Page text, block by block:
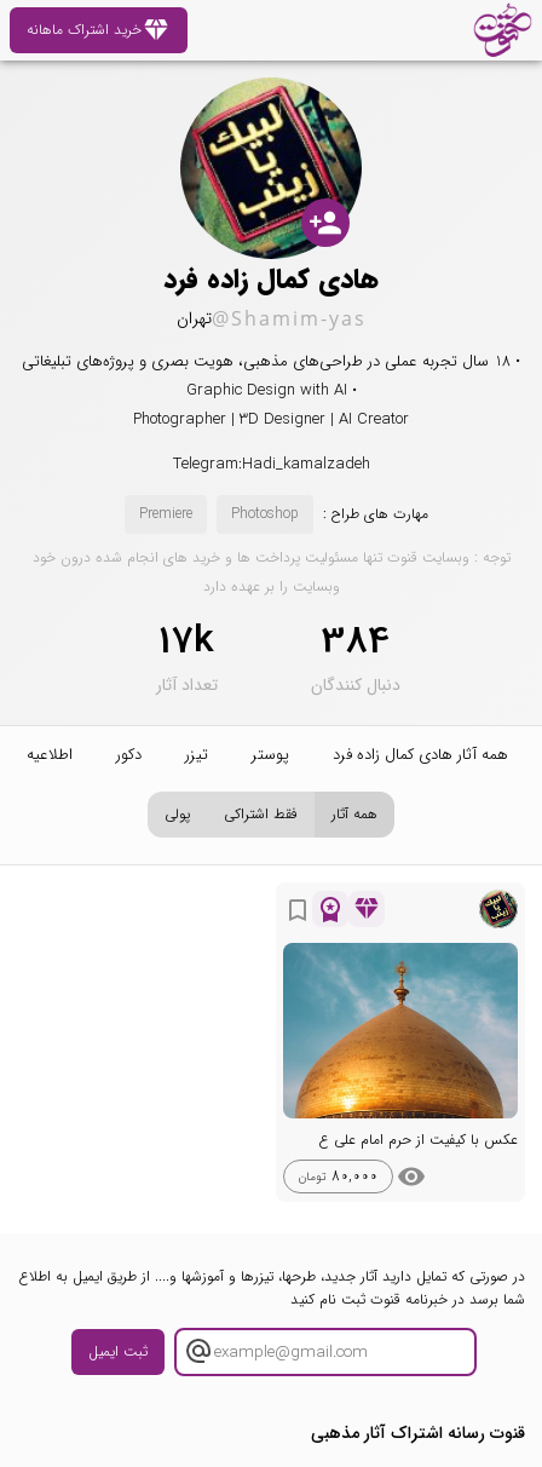
diamondخرید اشتراک ماهانه
person_add
هادی کمال زاده فرد
@Shamim-yasتهران
• 18 سال تجربه عملی در طراحی‌های مذهبی، هویت بصری و پروژه‌های تبلیغاتی
• Graphic Design with AI
Photographer | 3D Designer | AI Creator
Telegram:Hadi_kamalzadeh
مهارت های طراح : Photoshop
Premiere
توجه : وبسایت قنوت تنها مسئولیت پرداخت ها و خرید های انجام شده درون خود
وبسایت را بر عهده دارد
384
دنبال کنندگان
17k
تعداد آثار
همه آثار هادی کمال زاده فرد پوستر تیزر دکور اطلاعیه
همه آثار فقط اشتراکی پولی
diamond
workspace_premium
bookmark_border
عکس با کیفیت از حرم امام علی ع
visibility
80,000 تومان
در صورتی که تمایل دارید آثار جدید، طرحها، تیزرها و آموزشها و.... از طریق ایمیل به اطلاع
شما برسد در خبرنامه قنوت ثبت نام کنید
ثبت ایمیل
قنوت رسانه اشتراک آثار مذهبی